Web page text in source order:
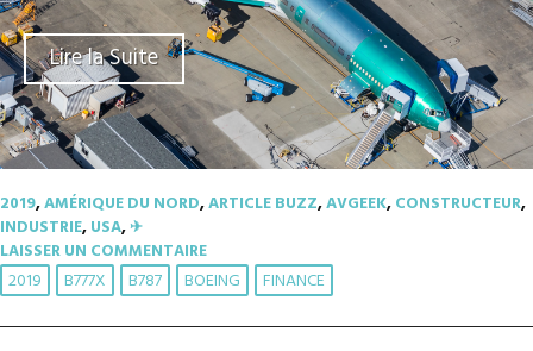
Lire la Suite
2019,AMÉRIQUE DU NORD,ARTICLE BUZZ,AVGEEK,CONSTRUCTEUR,
INDUSTRIE,USA,✈︎
LAISSER UN COMMENTAIRE
2019 B777X B787 BOEING FINANCE